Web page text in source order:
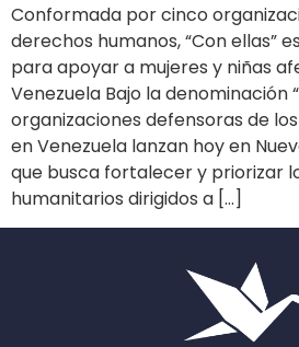
Conformada por cinco
derechos humanos, “Con ellas”
para apoyar a mujeres y niñas
Venezuela Bajo la denominación
organizaciones defensoras de
en Venezuela lanzan hoy en
que busca fortalecer y priorizar
humanitarios dirigidos a […]